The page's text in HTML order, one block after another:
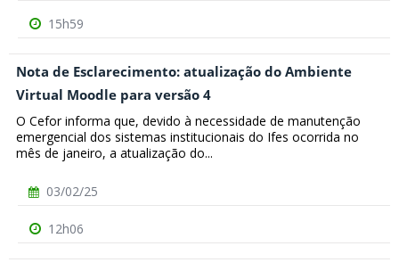
15h59
Nota de Esclarecimento: atualização do Ambiente
Virtual Moodle para versão 4
O Cefor informa que, devido à necessidade de manutenção
emergencial dos sistemas institucionais do Ifes ocorrida no
mês de janeiro, a atualização do...
03/02/25
12h06